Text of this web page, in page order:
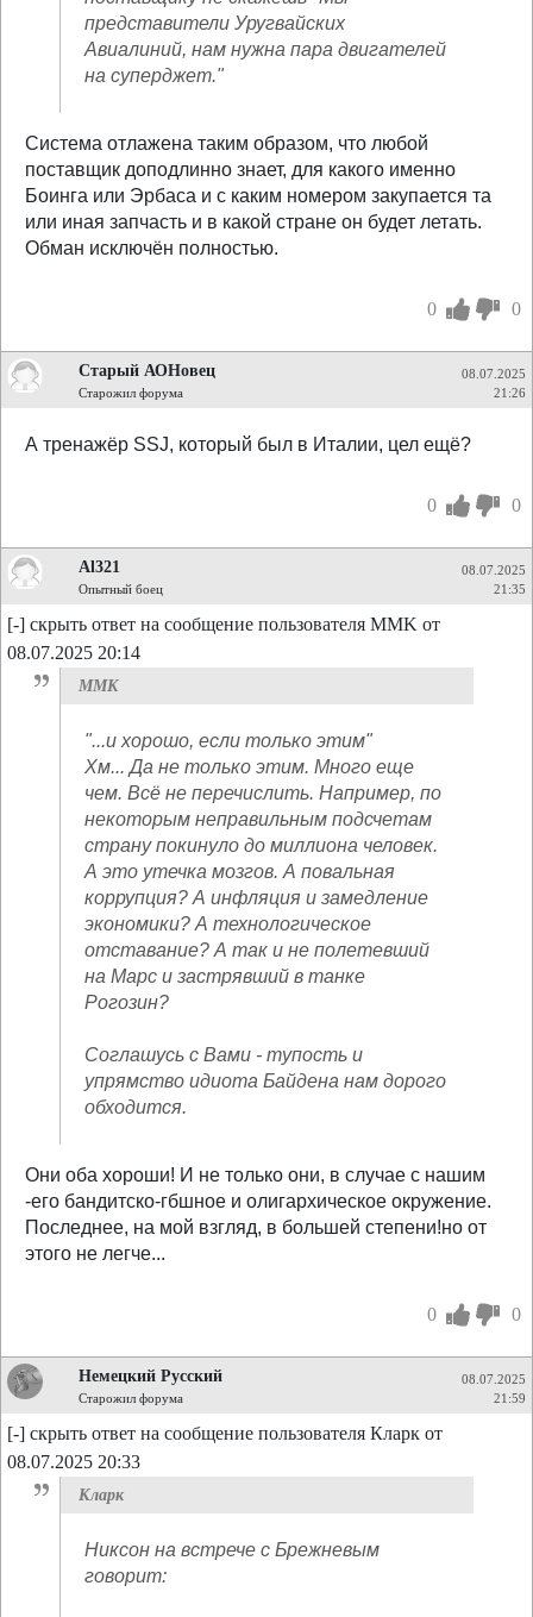
представители Уругвайских
Авиалиний, нам нужна пара двигателей
на суперджет."
Система отлажена таким образом, что любой
поставщик доподлинно знает, для какого именно
Боинга или Эрбаса и с каким номером закупается та
или иная запчасть и в какой стране он будет летать.
Обман исключён полностью.
0 0
Старый АОНовец
Старожил форума
08.07.2025
21:26
А тренажёр SSJ, который был в Италии, цел ещё?
0 0
Al321
Опытный боец
08.07.2025
21:35
[-] скрыть ответ на сообщение пользователя MMK от
08.07.2025 20:14
MMK
"...и хорошо, если только этим"
Хм... Да не только этим. Много еще
чем. Всё не перечислить. Например, по
некоторым неправильным подсчетам
страну покинуло до миллиона человек.
А это утечка мозгов. А повальная
коррупция? А инфляция и замедление
экономики? А технологическое
отставание? А так и не полетевший
на Марс и застрявший в танке
Рогозин?
Соглашусь с Вами - тупость и
упрямство идиота Байдена нам дорого
обходится.
Они оба хороши! И не только они, в случае с нашим
-его бандитско-гбшное и олигархическое окружение.
Последнее, на мой взгляд, в большей степени!но от
этого не легче...
0 0
Немецкий Русский
Старожил форума
08.07.2025
21:59
[-] скрыть ответ на сообщение пользователя Кларк от
08.07.2025 20:33
Кларк
Никсон на встрече с Брежневым
говорит: